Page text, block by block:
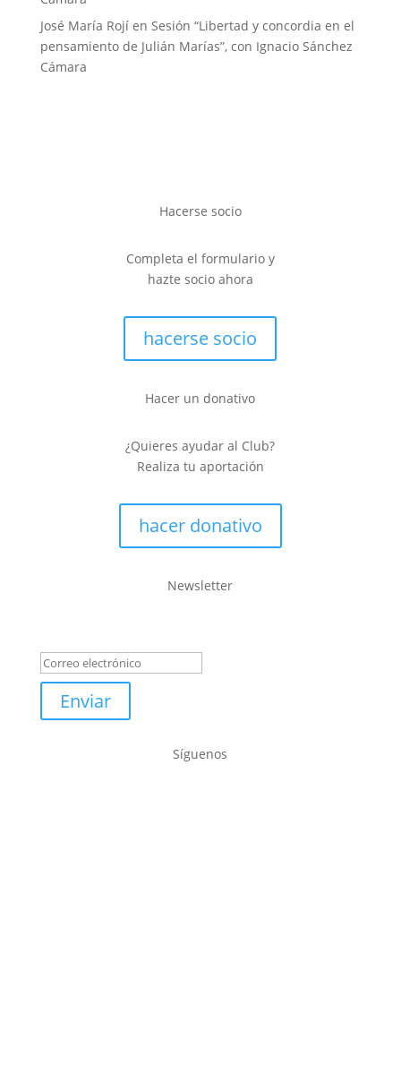
José María Rojíen Sesión “Libertad y concordia en el
pensamiento de Julián Marías”, con Ignacio Sánchez
Cámara
Hacerse socio
Completa el formulario y
hazte socio ahora
hacerse socio
Hacer un donativo
¿Quieres ayudar al Club?
Realiza tu aportación
hacer donativo
Newsletter
Enviar
Síguenos